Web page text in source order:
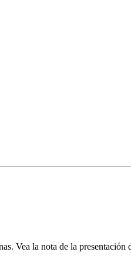
Vea la nota de la